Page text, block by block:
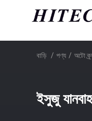
বাড়ি / পণ্য / অটো
ইসুজু